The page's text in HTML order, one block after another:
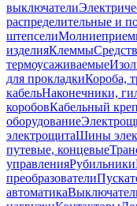
выключатели
распределительные и
штепсели
изделияКлеммы
термоусаживаемые
для прокладкиКороба,
кабельНаконечники,
коробовКабельный
оборудование
электрощитаШины
путевые, концевые
управленияРубильники
преобразователи
автоматика